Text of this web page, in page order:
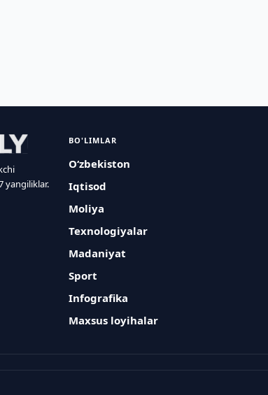
yangiliklar.
BO'LIMLAR
O‘zbekiston
Iqtisod
Moliya
Texnologiyalar
Madaniyat
Sport
Infografika
Maxsus loyihalar